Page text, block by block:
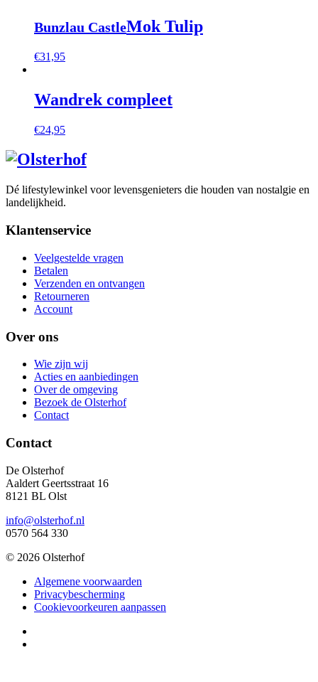
Bunzlau CastleMok Tulip
€31,95
Wandrek compleet
€24,95
Dé lifestylewinkel voor levensgenieters die houden van nostalgie en
landelijkheid.
Klantenservice
Veelgestelde vragen
Betalen
Verzenden en ontvangen
Retourneren
Account
Over ons
Wie zijn wij
Acties en aanbiedingen
Over de omgeving
Bezoek de Olsterhof
Contact
Contact
De Olsterhof
Aaldert Geertsstraat 16
8121 BL Olst
info@olsterhof.nl
0570 564 330
© 2026 Olsterhof
Algemene voorwaarden
Privacybescherming
Cookievoorkeuren aanpassen